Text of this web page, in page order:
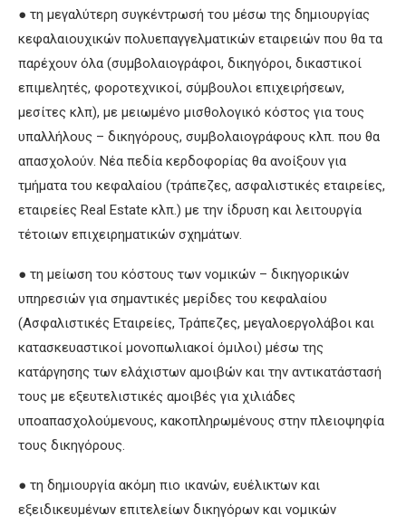
● τη μεγαλύτερη συγκέντρωσή του μέσω της δημιουργίας
κεφαλαιουχικών πολυεπαγγελματικών εταιρειών που θα τα
παρέχουν όλα (συμβολαιογράφοι, δικηγόροι, δικαστικοί
επιμελητές, φοροτεχνικοί, σύμβουλοι επιχειρήσεων,
μεσίτες κλπ), με μειωμένο μισθολογικό κόστος για τους
υπαλλήλους – δικηγόρους, συμβολαιογράφους κλπ. που θα
απασχολούν. Νέα πεδία κερδοφορίας θα ανοίξουν για
τμήματα του κεφαλαίου (τράπεζες, ασφαλιστικές εταιρείες,
εταιρείες Real Estate κλπ.) με την ίδρυση και λειτουργία
τέτοιων επιχειρηματικών σχημάτων.
● τη μείωση του κόστους των νομικών – δικηγορικών
υπηρεσιών για σημαντικές μερίδες του κεφαλαίου
(Ασφαλιστικές Εταιρείες, Τράπεζες, μεγαλοεργολάβοι και
κατασκευαστικοί μονοπωλιακοί όμιλοι) μέσω της
κατάργησης των ελάχιστων αμοιβών και την αντικατάστασή
τους με εξευτελιστικές αμοιβές για χιλιάδες
υποαπασχολούμενους, κακοπληρωμένους στην πλειοψηφία
τους δικηγόρους.
● τη δημιουργία ακόμη πιο ικανών, ευέλικτων και
εξειδικευμένων επιτελείων δικηγόρων και νομικών